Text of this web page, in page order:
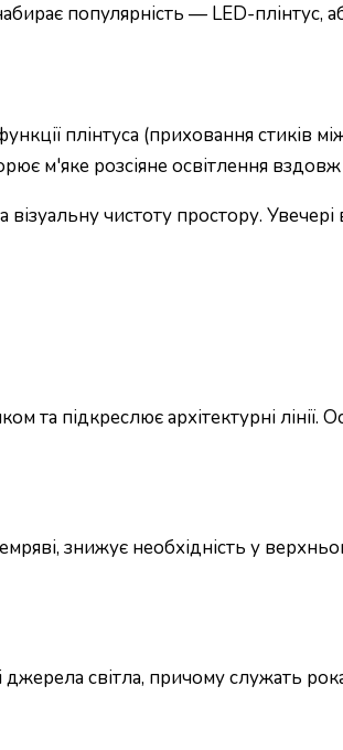
популярність — LED-плінтус,
плінтуса (приховання стиків
м'яке розсіяне освітлення вздовж
чистоту простору.
та підкреслює архітектурні
знижує необхідність у
світла, причому служать